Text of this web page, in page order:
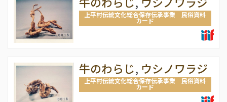
上平村伝統文化総合保存伝承事業 民俗資料
カード
牛のわらじ, ウシノワラジ
上平村伝統文化総合保存伝承事業 民俗資料
カード